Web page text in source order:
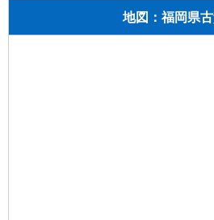
地図：福岡県